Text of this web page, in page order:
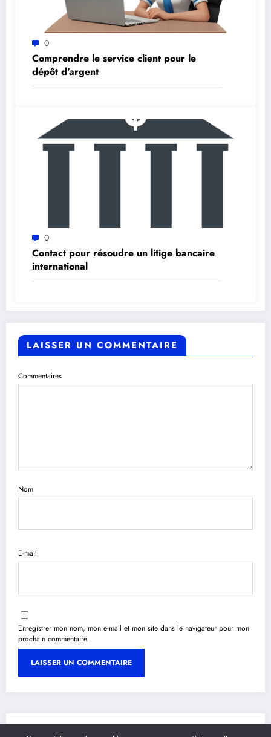
0
Comprendre le service client pour le
dépôt d’argent
0
Contact pour résoudre un litige bancaire
international
LAISSER UN COMMENTAIRE
Commentaires
Nom
E-mail
Enregistrer mon nom, mon e-mail et mon site dans le navigateur pour mon
prochain commentaire.